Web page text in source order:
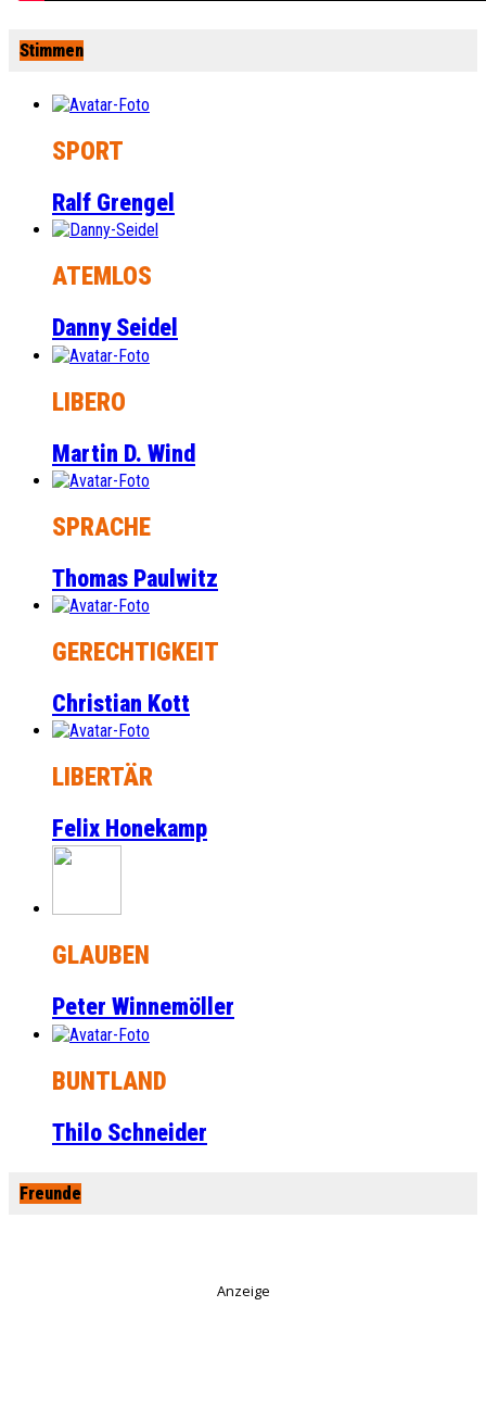
Stimmen
SPORT
Ralf Grengel
ATEMLOS
Danny Seidel
LIBERO
Martin D. Wind
SPRACHE
Thomas Paulwitz
GERECHTIGKEIT
Christian Kott
LIBERTÄR
Felix Honekamp
GLAUBEN
Peter Winnemöller
BUNTLAND
Thilo Schneider
Freunde
Anzeige